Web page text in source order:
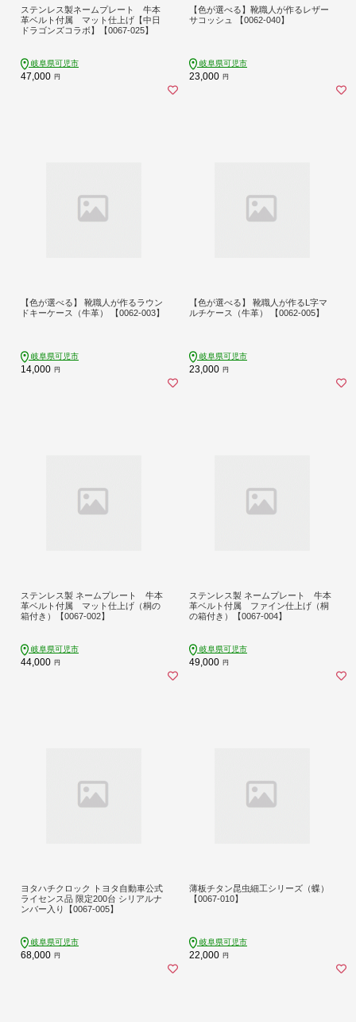
ステンレス製ネームプレート 牛本
革ベルト付属 マット仕上げ【中日
ドラゴンズコラボ】【0067-025】
岐阜県可児市
47,000 円
【色が選べる】靴職人が作るレザー
サコッシュ 【0062-040】
岐阜県可児市
23,000 円
【色が選べる】 靴職人が作るラウン
ドキーケース（牛革） 【0062-003】
岐阜県可児市
14,000 円
【色が選べる】 靴職人が作るL字マ
ルチケース（牛革） 【0062-005】
岐阜県可児市
23,000 円
ステンレス製 ネームプレート 牛本
革ベルト付属 マット仕上げ（桐の
箱付き）【0067-002】
岐阜県可児市
44,000 円
ステンレス製 ネームプレート 牛本
革ベルト付属 ファイン仕上げ（桐
の箱付き）【0067-004】
岐阜県可児市
49,000 円
ヨタハチクロック トヨタ自動車公式
ライセンス品 限定200台 シリアルナ
ンバー入り【0067-005】
岐阜県可児市
68,000 円
薄板チタン昆虫細工シリーズ（蝶）
【0067-010】
岐阜県可児市
22,000 円